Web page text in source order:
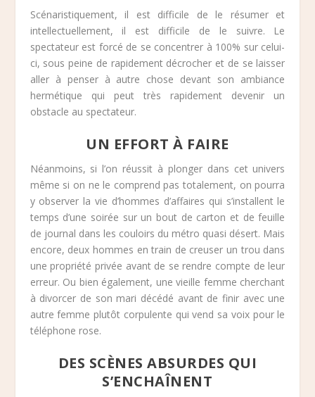
Scénaristiquement, il est difficile de le résumer et
intellectuellement, il est difficile de le suivre. Le
spectateur est forcé de se concentrer à 100% sur celui-
ci, sous peine de rapidement décrocher et de se laisser
aller à penser à autre chose devant son ambiance
hermétique qui peut très rapidement devenir un
obstacle au spectateur.
UN EFFORT À FAIRE
Néanmoins, si l’on réussit à plonger dans cet univers
même si on ne le comprend pas totalement, on pourra
y observer la vie d’hommes d’affaires qui s’installent le
temps d’une soirée sur un bout de carton et de feuille
de journal dans les couloirs du métro quasi désert. Mais
encore, deux hommes en train de creuser un trou dans
une propriété privée avant de se rendre compte de leur
erreur. Ou bien également, une vieille femme cherchant
à divorcer de son mari décédé avant de finir avec une
autre femme plutôt corpulente qui vend sa voix pour le
téléphone rose.
DES SCÈNES ABSURDES QUI
S’ENCHAÎNENT